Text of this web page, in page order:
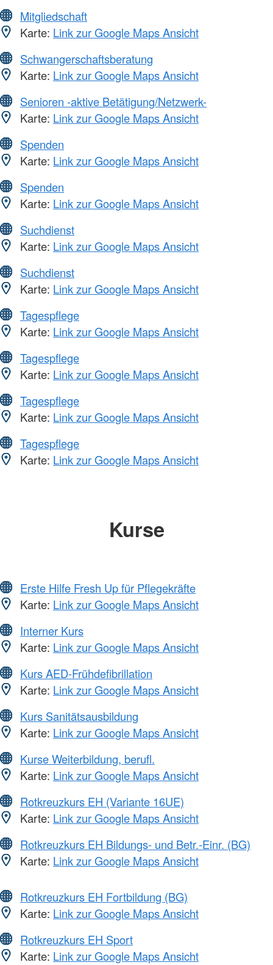
Mitgliedschaft
Karte: Link zur Google Maps Ansicht
Schwangerschaftsberatung
Karte: Link zur Google Maps Ansicht
Senioren -aktive Betätigung/Netzwerk-
Karte: Link zur Google Maps Ansicht
Spenden
Karte: Link zur Google Maps Ansicht
Spenden
Karte: Link zur Google Maps Ansicht
Suchdienst
Karte: Link zur Google Maps Ansicht
Suchdienst
Karte: Link zur Google Maps Ansicht
Tagespflege
Karte: Link zur Google Maps Ansicht
Tagespflege
Karte: Link zur Google Maps Ansicht
Tagespflege
Karte: Link zur Google Maps Ansicht
Tagespflege
Karte: Link zur Google Maps Ansicht
Kurse
Erste Hilfe Fresh Up für Pflegekräfte
Karte: Link zur Google Maps Ansicht
Interner Kurs
Karte: Link zur Google Maps Ansicht
Kurs AED-Frühdefibrillation
Karte: Link zur Google Maps Ansicht
Kurs Sanitätsausbildung
Karte: Link zur Google Maps Ansicht
Kurse Weiterbildung, berufl.
Karte: Link zur Google Maps Ansicht
Rotkreuzkurs EH (Variante 16UE)
Karte: Link zur Google Maps Ansicht
Rotkreuzkurs EH Bildungs- und Betr.-Einr. (BG)
Karte: Link zur Google Maps Ansicht
Rotkreuzkurs EH Fortbildung (BG)
Karte: Link zur Google Maps Ansicht
Rotkreuzkurs EH Sport
Karte: Link zur Google Maps Ansicht